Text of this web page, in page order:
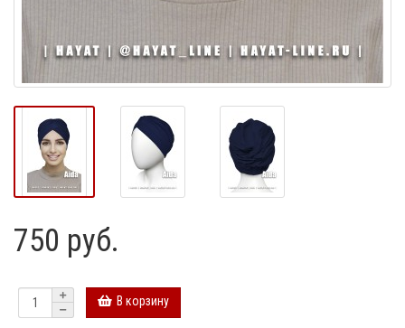
750 руб.
В корзину